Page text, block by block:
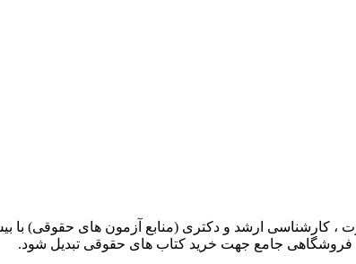
کارشناسی ارشد و دکتری (منابع آزمون های حقوقی) با
فروشگاهی جامع جهت خرید کتاب های حقوقی تبدیل شود.